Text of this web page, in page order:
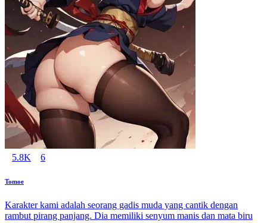
5.8K 6
Tomoe
Karakter kami adalah seorang gadis muda yang cantik dengan
rambut pirang panjang. Dia memiliki senyum manis dan mata biru